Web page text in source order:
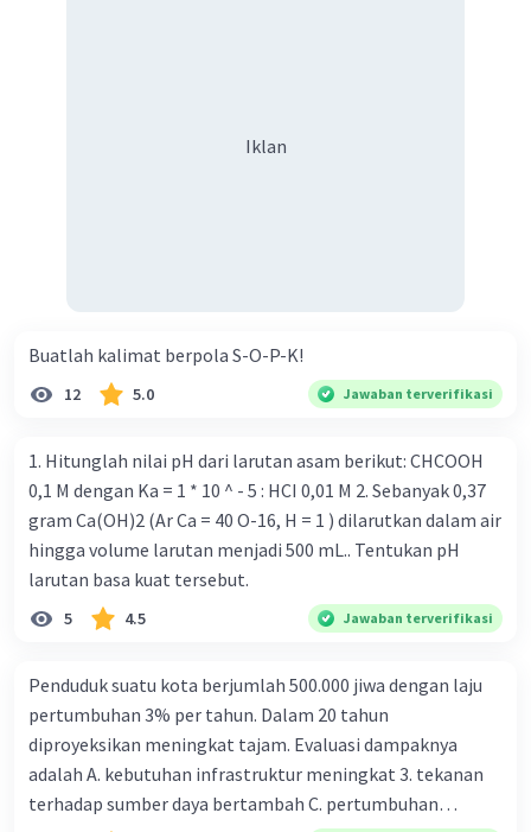
Iklan
Buatlah kalimat berpola S-O-P-K!
12 5.0 Jawaban terverifikasi
1. Hitunglah nilai pH dari larutan asam berikut: CHCOOH
0,1 M dengan Ka = 1 * 10 ^ - 5 : HCI 0,01 M 2. Sebanyak 0,37
gram Ca(OH)2 (Ar Ca = 40 O-16, H = 1 ) dilarutkan dalam air
hingga volume larutan menjadi 500 mL.. Tentukan pH
larutan basa kuat tersebut.
5 4.5 Jawaban terverifikasi
Penduduk suatu kota berjumlah 500.000 jiwa dengan laju
pertumbuhan 3% per tahun. Dalam 20 tahun
diproyeksikan meningkat tajam. Evaluasi dampaknya
adalah A. kebutuhan infrastruktur meningkat 3. tekanan
terhadap sumber daya bertambah C. pertumbuhan